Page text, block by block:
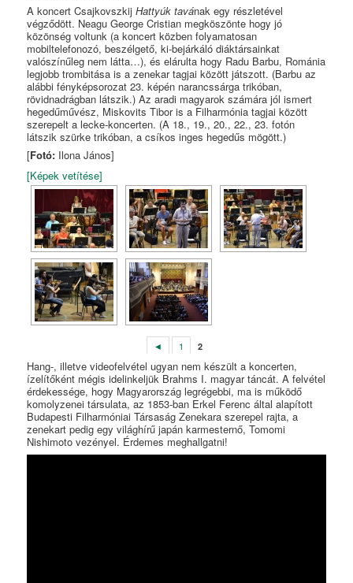
A koncert CsajkovszkijHattyúk tavának egy részletével
végződött. Neagu George Cristian megköszönte hogy jó
közönség voltunk (a koncert közben folyamatosan
mobiltelefonozó, beszélgető, ki-bejárkáló diáktársainkat
valószínűleg nem látta…), és elárulta hogy Radu Barbu, Románia
legjobb trombitása is a zenekar tagjai között játszott. (Barbu az
alábbi fényképsorozat 23. képén narancssárga trikóban,
rövidnadrágban látszik.) Az aradi magyarok számára jól ismert
hegedűművész, Miskovits Tibor is a Filharmónia tagjai között
szerepelt a lecke-koncerten. (A 18., 19., 20., 22., 23. fotón
látszik szürke trikóban, a csíkos inges hegedűs mögött.)
[Fotó: Ilona János]
[Képek vetítése]
◄ 1 2
Hang-, illetve videofelvétel ugyan nem készült a koncerten,
ízelítőként mégis idelinkeljük Brahms I. magyar táncát. A felvétel
érdekessége, hogy Magyarország legrégebbi, ma is működő
komolyzenei társulata, az 1853-ban Erkel Ferenc által alapított
Budapesti Filharmóniai Társaság Zenekara szerepel rajta, a
zenekart pedig egy világhírű japán karmesternő, Tomomi
Nishimoto vezényel. Érdemes meghallgatni!